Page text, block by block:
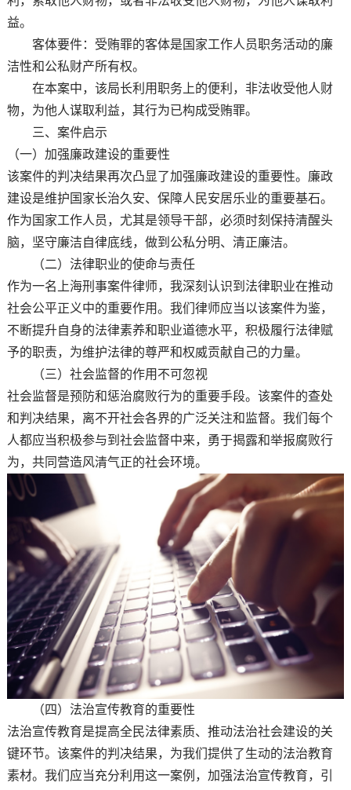
益。
客体要件：受贿罪的客体是国家工作人员职务活动的廉
洁性和公私财产所有权。
在本案中，该局长利用职务上的便利，非法收受他人财
物，为他人谋取利益，其行为已构成受贿罪。
三、案件启示
（一）加强廉政建设的重要性
该案件的判决结果再次凸显了加强廉政建设的重要性。廉政
建设是维护国家长治久安、保障人民安居乐业的重要基石。
作为国家工作人员，尤其是领导干部，必须时刻保持清醒头
脑，坚守廉洁自律底线，做到公私分明、清正廉洁。
（二）法律职业的使命与责任
作为一名上海刑事案件律师，我深刻认识到法律职业在推动
社会公平正义中的重要作用。我们律师应当以该案件为鉴，
不断提升自身的法律素养和职业道德水平，积极履行法律赋
予的职责，为维护法律的尊严和权威贡献自己的力量。
（三）社会监督的作用不可忽视
社会监督是预防和惩治腐败行为的重要手段。该案件的查处
和判决结果，离不开社会各界的广泛关注和监督。我们每个
人都应当积极参与到社会监督中来，勇于揭露和举报腐败行
为，共同营造风清气正的社会环境。
（四）法治宣传教育的重要性
法治宣传教育是提高全民法律素质、推动法治社会建设的关
键环节。该案件的判决结果，为我们提供了生动的法治教育
素材。我们应当充分利用这一案例，加强法治宣传教育，引